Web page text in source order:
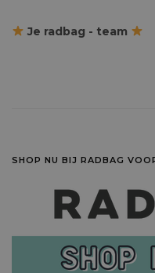
Je radbag - team
SHOP NU BIJ RADBAG